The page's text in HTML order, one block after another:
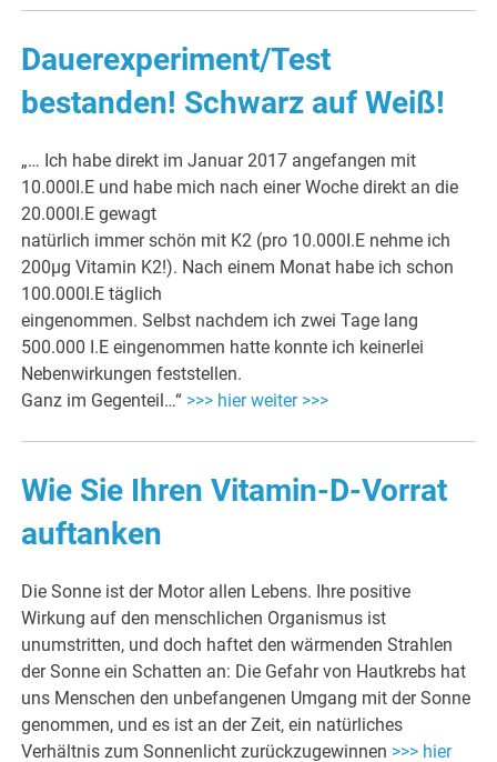
Dauerexperiment/Test
bestanden! Schwarz auf Weiß!
„… Ich habe direkt im Januar 2017 angefangen mit
10.000I.E und habe mich nach einer Woche direkt an die
20.000I.E gewagt
natürlich immer schön mit K2 (pro 10.000I.E nehme ich
200µg Vitamin K2!). Nach einem Monat habe ich schon
100.000I.E täglich
eingenommen. Selbst nachdem ich zwei Tage lang
500.000 I.E eingenommen hatte konnte ich keinerlei
Nebenwirkungen feststellen.
Ganz im Gegenteil…“ >>> hier weiter >>>
Wie Sie Ihren Vitamin-D-Vorrat
auftanken
Die Sonne ist der Motor allen Lebens. Ihre positive
Wirkung auf den menschlichen Organismus ist
unumstritten, und doch haftet den wärmenden Strahlen
der Sonne ein Schatten an: Die Gefahr von Hautkrebs hat
uns Menschen den unbefangenen Umgang mit der Sonne
genommen, und es ist an der Zeit, ein natürliches
Verhältnis zum Sonnenlicht zurückzugewinnen >>> hier